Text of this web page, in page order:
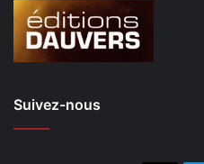
Suivez-nous